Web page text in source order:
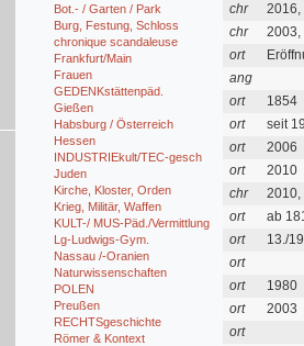
Bot.- / Garten / Park
Burg, Festung, Schloss
chronique scandaleuse
Frankfurt/Main
Frauen
GEDENKstättenpäd.
Gießen
Habsburg / Österreich
Hessen
INDUSTRIEkult/TEC-gesch
Juden
Kirche, Kloster, Orden
Krieg, Militär, Waffen
KULT-/ MUS-Päd./Vermittlung
Lg-Ludwigs-Gym.
Nassau /-Oranien
Naturwissenschaften
POLEN
Preußen
RECHTSgeschichte
Römer & Kontext
chr
2016,
chr
2003,
ort
ang
ort
1854
ort
seit
ort
2006
ort
2010
chr
2010,
ort
ab
ort
13./
ort
ort
1980
ort
2003
ort